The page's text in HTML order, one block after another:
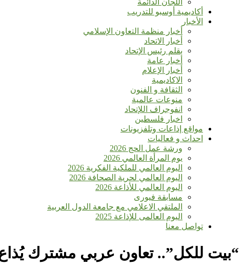
اللجان الدائمة
أكاديمية أوسبو للتدريب
الأخبار
أخبار منظمة التعاون الإسلامي
أخبار الاتحاد
بقلم رئيس الإتحاد
أخبار عامة
أخبار الإعلام
الاكاديمية
الثقافة و الفنون
منوعات عالمية
انفوجراف اللإتحاد
اخبار فلسطين
مواقع إذاعات وتلفزيونات
احداث و فعاليات
ورشة عمل الحج 2026
يوم المرأة العالمي 2026
اليوم العالمي للملكية الفكرية 2026
اليوم العالمي لحرية الصحافة 2026
اليوم العالمي للأذاعة 2026
مسابقة فيورى
الملتقي الاعلامي مع جامعة الدول العربية
اليوم العالمى للإذاعة 2025
تواصل معنا
“بيت للكل”.. تعاون عربي مشترك